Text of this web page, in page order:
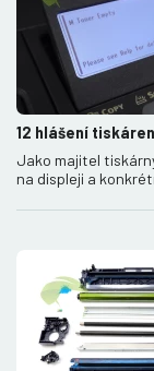
12 hlášení
Jako majitel
na displeji a